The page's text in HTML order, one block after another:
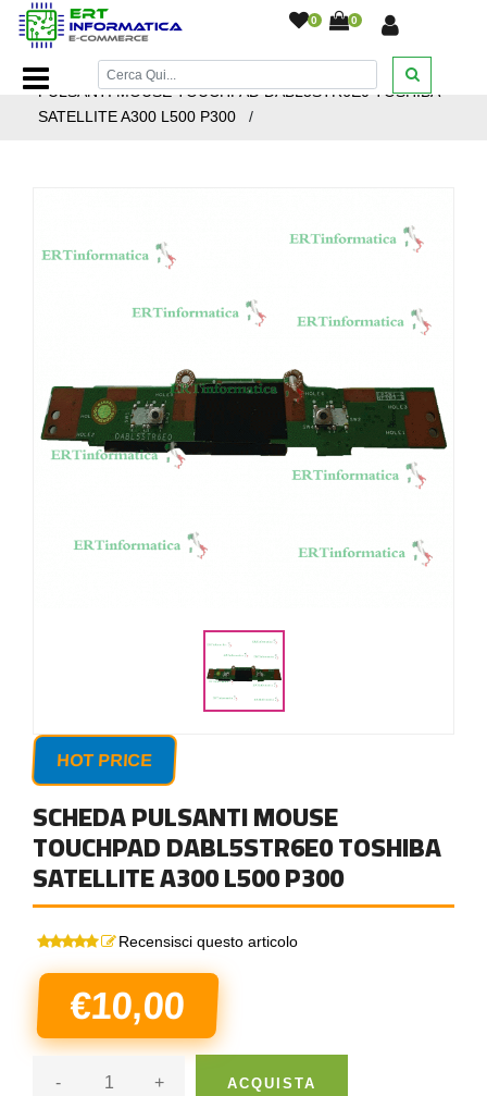
0 0
Home Page/Ricambi Notebook/Componenti/SCHEDA
PULSANTI MOUSE TOUCHPAD DABL5STR6E0 TOSHIBA
SATELLITE A300 L500 P300
/
HOT PRICE
SCHEDA PULSANTI MOUSE
TOUCHPAD DABL5STR6E0 TOSHIBA
SATELLITE A300 L500 P300
Recensisci questo articolo
€10,00
- + ACQUISTA